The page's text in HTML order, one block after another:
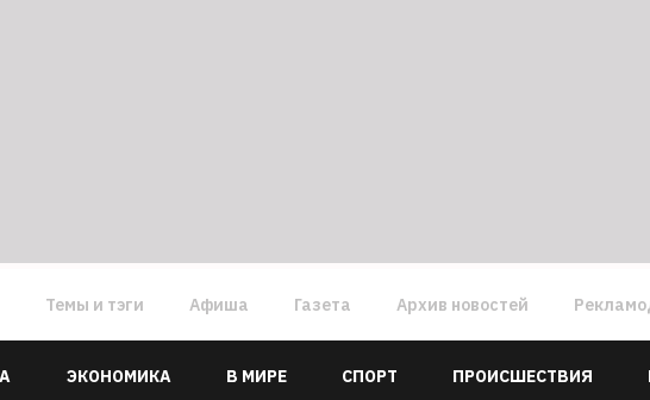
Темы и тэги Афиша Газета Архив новостей
ЭКОНОМИКА В МИРЕ СПОРТ ПРОИСШЕСТВИЯ